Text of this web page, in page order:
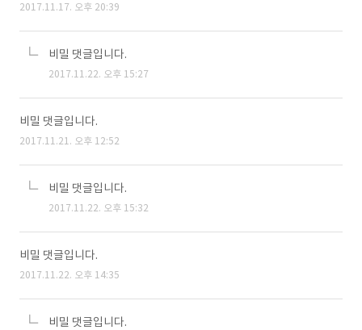
2017.11.17. 오후 20:39
비밀 댓글입니다.
2017.11.22. 오후 15:27
비밀 댓글입니다.
2017.11.21. 오후 12:52
비밀 댓글입니다.
2017.11.22. 오후 15:32
비밀 댓글입니다.
2017.11.22. 오후 14:35
비밀 댓글입니다.